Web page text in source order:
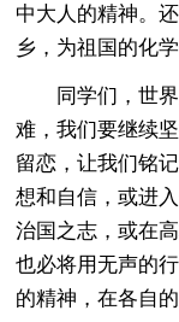
中大人的精神。
乡，为祖国的化
同学们，世
难，我们要继续
留恋，让我们铭
想和自信，或进
治国之志，或在
也必将用无声的
的精神，在各自